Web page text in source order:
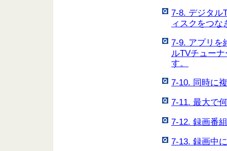
7-8. デジタル
ィスクをつな
7-9. アプリを
ルTVチュー
す。
7-10. 同時に
7-11. 最大で
7-12. 録画番
7-13. 録画中